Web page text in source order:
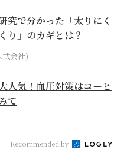
究で分かった「太りにく
り」のカギとは？
式会社)
人気！血圧対策はコーヒ
て
Recommended by